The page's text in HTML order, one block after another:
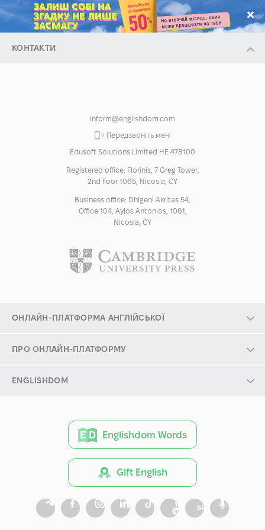
.
КОНТАКТИ
inform@englishdom.com
Передзвоніть мені
Edusoft Solutions Limited HE 478100
Registered office: Florinis, 7 Greg Tower,
2nd floor 1065, Nicosia, CY
Business office: Dhigeni Akritas 54,
Office 104, Ayios Antonios, 1061,
Nicosia, CY
ОНЛАЙН-ПЛАТФОРМА АНГЛІЙСЬКОЇ
ПРО ОНЛАЙН-ПЛАТФОРМУ
ENGLISHDOM
Englishdom Words
Gift English